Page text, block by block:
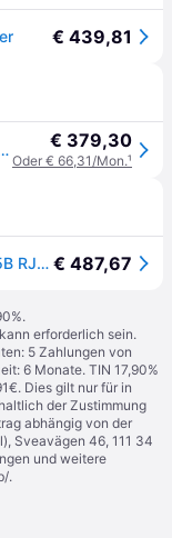
€ 439,81
(7,9 cm) - 203 dpi - bis zu 101.6 mm/Sek. - USB 2.0, NFC, Bluetooth 5.0 € 379,30
Oder € 66,31/Mon.¹
Brother Mobiler Thermo-Drucker RJ-3035B RJ3035BXX1 € 487,67
erforderlich sein.
5 Zahlungen von
6 Monate. TIN 17,90%
Dies gilt nur für in
der Zustimmung
abhängig von der
Sveavägen 46, 111 34
und weitere
.